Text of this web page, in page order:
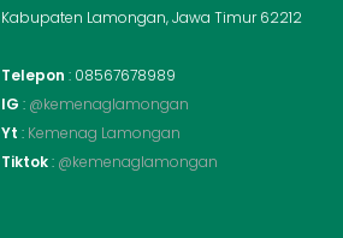
Kabupaten Lamongan, Jawa Timur 62212
Telepon : 08567678989
IG : @kemenaglamongan
Yt : Kemenag Lamongan
Tiktok: @kemenaglamongan